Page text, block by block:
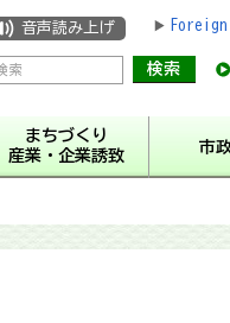
音声読み上げ
まちづくり
産業・企業誘致
市